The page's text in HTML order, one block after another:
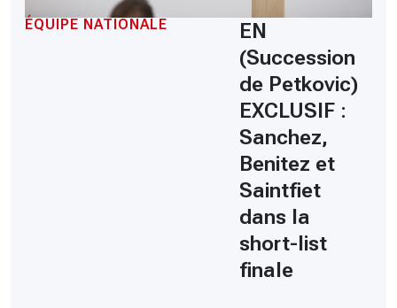
ÉQUIPE NATIONALE
EN
(Succession
de Petkovic)
EXCLUSIF :
Sanchez,
Benitez et
Saintfiet
dans la
short-list
finale